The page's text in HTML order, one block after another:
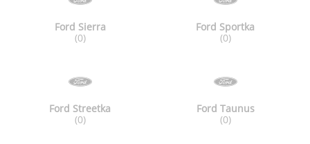
Ford Sierra
(0)
Ford Sportka
(0)
Ford Streetka
(0)
Ford Taunus
(0)